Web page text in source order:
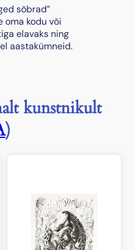
sõbrad”
oma kodu või
elavaks ning
aastakümneid.
kunstnikult
)